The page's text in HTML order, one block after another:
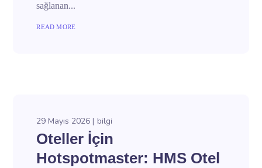
sağlanan...
READ MORE
29 Mayıs 2026 bilgi
Oteller İçin
Hotspotmaster: HMS Otel